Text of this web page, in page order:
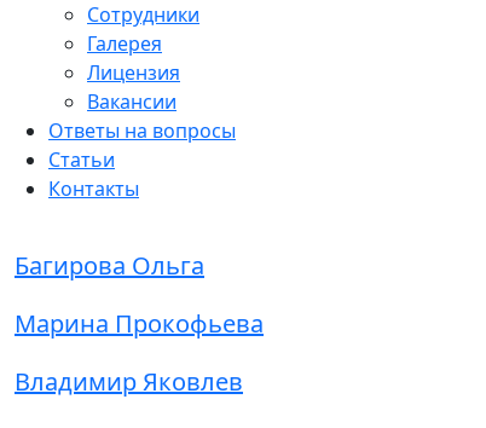
Сотрудники
Галерея
Лицензия
Вакансии
Ответы на вопросы
Статьи
Контакты
Багирова Ольга
Марина Прокофьева
Владимир Яковлев